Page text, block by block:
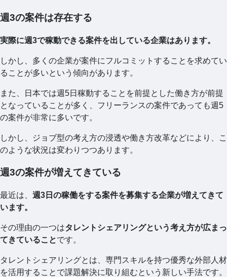
週3の案件は存在する
実際に週3で稼動できる案件を出している企業はあります。
しかし、多くの企業が案件にフルコミットすることを求めてい
ることが多いという傾向があります。
また、日本では週5日稼動することを前提とした働き方が前提
となっていることが多く、フリーランスの案件であっても週5
の案件が非常に多いです。
しかし、ジョブ型の考え方の浸透や働き方改革などにより、こ
のような状況は変わりつつあります。
週3の案件が増えてきている
最近は、 週3日の稼働をする案件を募集する企業が増えてきて
います。
その理由の一つはタレントシェアリングという考え方が広まっ
てきていることです。
タレントシェアリングとは、専門スキルを持つ優秀な外部人材
を活用することで課題解決に取り組むという新しい手法です。